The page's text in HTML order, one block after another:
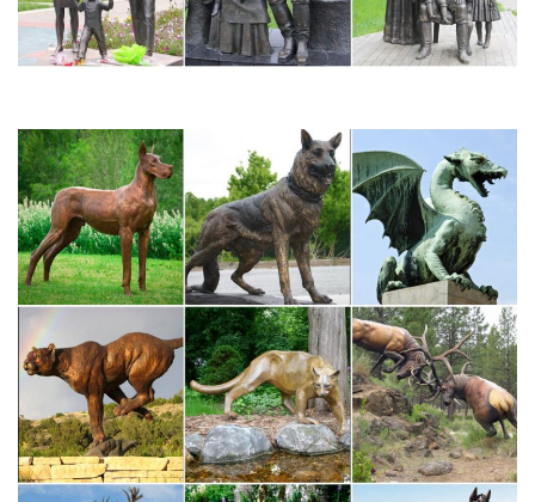
Материал: дерево суар Производитель: Индонезия собака-
символ дружбы, преданности и храбрости.
можно купить Матрешки, оловянные солдатики, шкатулки
Палех, Федоскино.Павловопосадские платки, фарфор ЛФЗ,
Жостово, Береста, Фигурки, статуэтки собак.
Скульптуры и статуэтки символ 2018 года Собака
Главная » Собака символ 2018 года » Скульптуры и
статуэтки.Успейте купить символ нового 2018 года! Фигурки
собак по низкой цене! Срочная доставка по России! Доставим
Ваш заказ за 2 дня всего за 450 рублей!
Собака. Бронза. Статуэтка. Животные. Символ года. Россия.
Лот находится в городеОтличный подарок любителю собак.
Символ нового 2018 года.Купить этот лот по цене 3000.00 р.
Помощь: Как покупать?Статуэтка. Животные. 50 р. Кружка 200